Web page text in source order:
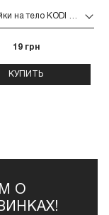
Наклейки на тело KODI Tattoo Style 0015
19 грн
КУПИТЬ
О